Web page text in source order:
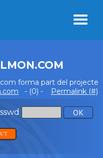
forma part del projecte
- (0) - Permalink (#)